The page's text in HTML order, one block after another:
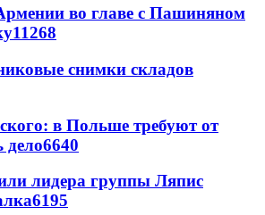
во главе с Пашиняном
11268
снимки складов
в Польше требуют от
дело6640
лидера группы Ляпис
6195